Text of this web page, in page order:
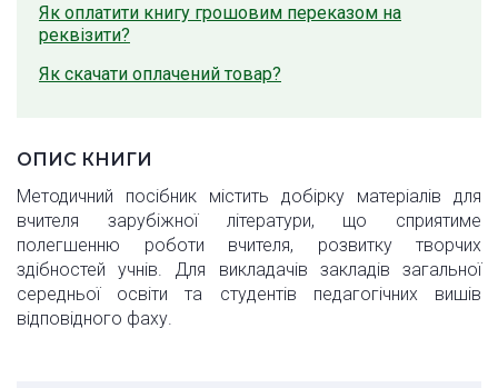
Як оплатити книгу грошовим переказом на
реквізити?
Як скачати оплачений товар?
ОПИС КНИГИ
Методичний посібник містить добірку матеріалів для
вчителя зарубіжної літератури, що сприятиме
полегшенню роботи вчителя, розвитку творчих
здібностей учнів. Для викладачів закладів загальної
середньої освіти та студентів педагогічних вишів
відповідного фаху.